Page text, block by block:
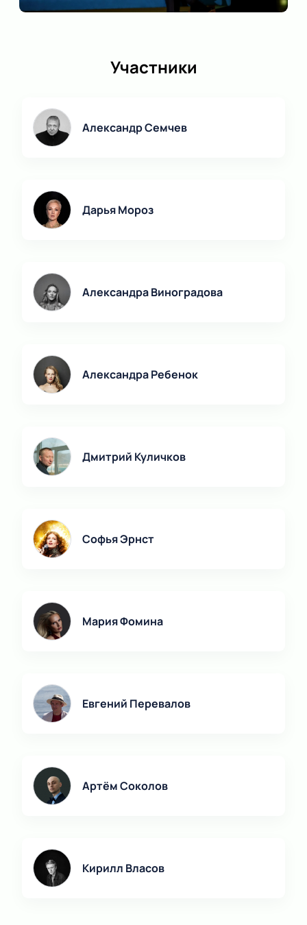
Участники
Александр Семчев
Дарья Мороз
Александра Виноградова
Александра Ребенок
Дмитрий Куличков
Софья Эрнст
Мария Фомина
Евгений Перевалов
Артём Соколов
Кирилл Власов